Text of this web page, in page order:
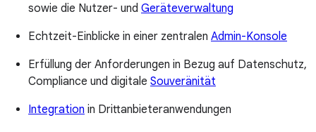
sowie die Nutzer- und Geräteverwaltung
Echtzeit-Einblicke in einer zentralen Admin-Konsole
Erfüllung der Anforderungen in Bezug auf Datenschutz,
Compliance und digitale Souveränität
Integration in Drittanbieteranwendungen